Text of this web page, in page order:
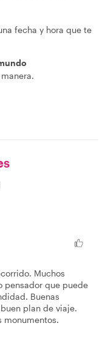
fecha y hora que te
Muchos
pensador que puede
Buenas
plan de viaje.
monumentos.